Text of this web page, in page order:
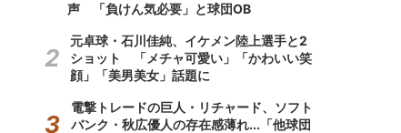
声 「負けん気必要」と球団OB
元卓球・石川佳純、イケメン陸上選手と2
ショット 「メチャ可愛い」「かわいい笑
顔」「美男美女」話題に
電撃トレードの巨人・リチャード、ソフト
バンク・秋広優人の存在感薄れ...「他球団